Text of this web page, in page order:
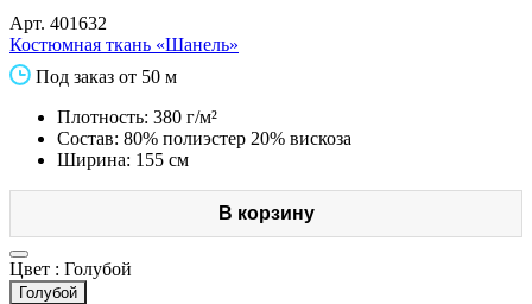
Арт. 401632
Костюмная ткань «Шанель»
Под заказ от 50 м
Плотность: 380 г/м²
Состав: 80% полиэстер 20% вискоза
Ширина: 155 см
В корзину
Цвет : Голубой
Голубой